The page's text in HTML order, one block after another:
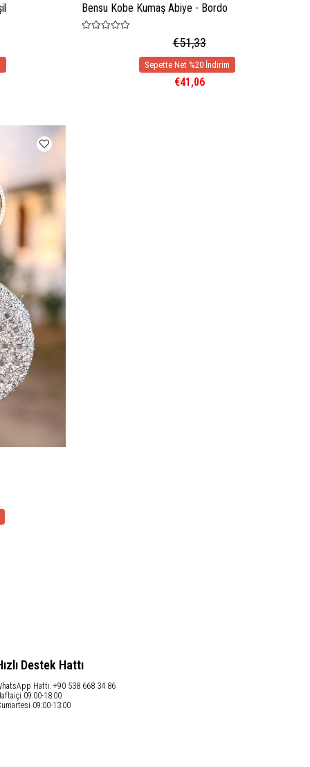
Bensu Kobe Kumaş Abiye - Bordo
€51,33
€41,06
Destek Hattı
Hattı: +90 538 668 34 86
09:00-18:00
09:00-13:00